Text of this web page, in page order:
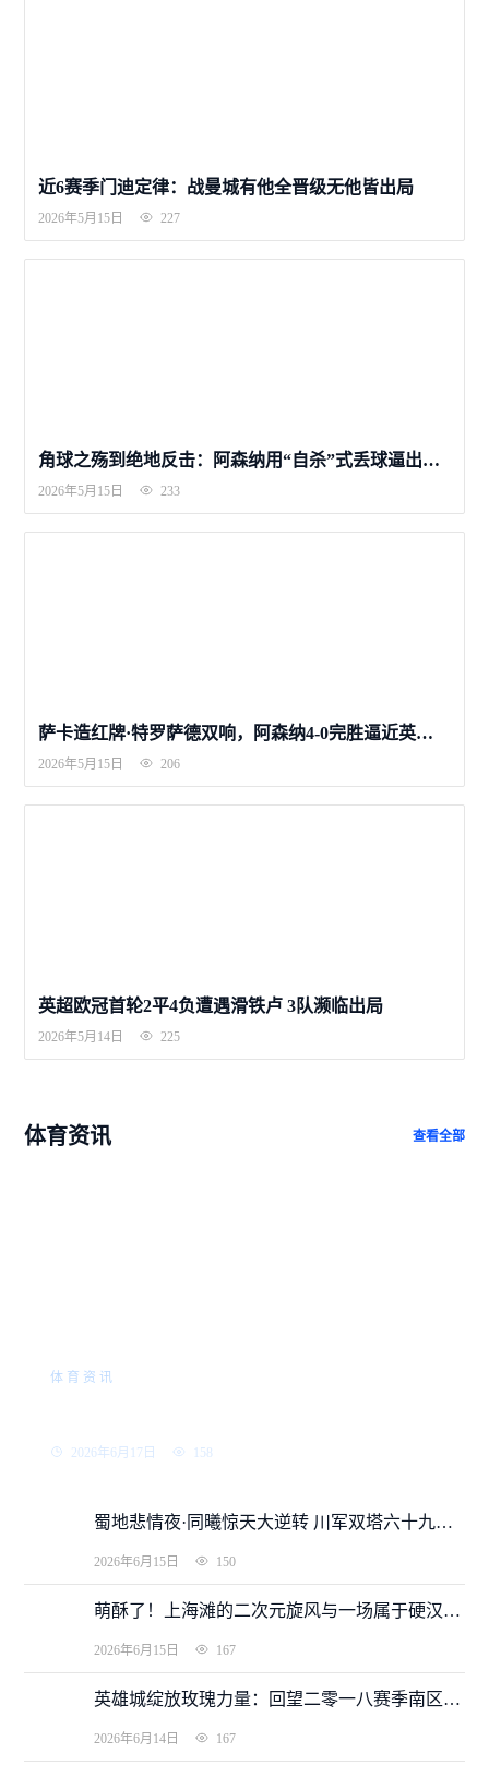
近6赛季门迪定律：战曼城有他全晋级无他皆出局
2026年5月15日 227
角球之殇到绝地反击：阿森纳用“自杀”式丢球逼出最强意志
2026年5月15日 233
萨卡造红牌·特罗萨德双响，阿森纳4-0完胜逼近英超冠军
2026年5月15日 206
英超欧冠首轮2平4负遭遇滑铁卢 3队濒临出局
2026年5月14日 225
体育资讯 查看全部
体育资讯
浩特三战全胜展英姿
2026年6月17日 158
蜀地悲情夜·同曦惊天大逆转 川军双塔六十九分难阻季后赛梦碎
2026年6月15日 150
萌酥了！上海滩的二次元旋风与一场属于硬汉的加时悲喜剧
2026年6月15日 167
英雄城绽放玫瑰力量：回望二零一八赛季南区全明星飒爽英姿
2026年6月14日 167